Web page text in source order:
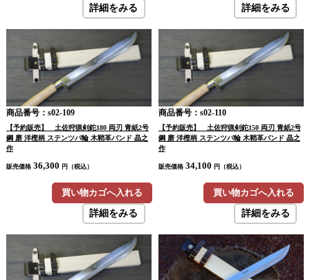
詳細をみる
詳細をみる
商品番号：s02-109
【予約販売】 土佐狩猟剣鉈180 両刃 青紙2号
鋼 磨 洋樫柄 ステンツバ輪 木鞘革バンド 晶之
作
販売価格 36,300 円（税込）
買い物カゴへ入れる
詳細をみる
商品番号：s02-110
【予約販売】 土佐狩猟剣鉈150 両刃 青紙2号
鋼 磨 洋樫柄 ステンツバ輪 木鞘革バンド 晶之
作
販売価格 34,100 円（税込）
買い物カゴへ入れる
詳細をみる